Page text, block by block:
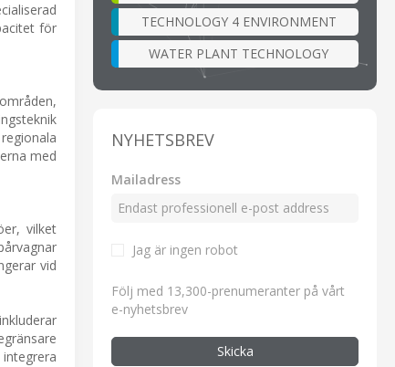
för
med
vilket
vid
TECHNOLOGY 4 ENVIRONMENT
WATER PLANT TECHNOLOGY
NYHETSBREV
Mailadress
Jag är ingen robot
Följ med 13,300-prenumeranter på vårt
e-nyhetsbrev
Skicka